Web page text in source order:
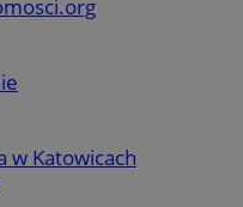
w Katowicach